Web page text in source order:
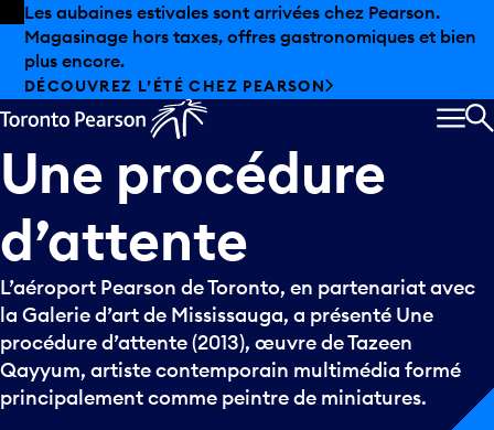
Skip to offers
Passer au contenu principal
Les aubaines estivales sont arrivées chez Pearson.
Magasinage hors taxes, offres gastronomiques et bien
plus encore.
DÉCOUVREZ L’ÉTÉ CHEZ PEARSON
Une procédure
d’attente
L’aéroport Pearson de Toronto, en partenariat avec
la Galerie d’art de Mississauga, a présenté Une
procédure d’attente (2013), œuvre de Tazeen
Qayyum, artiste contemporain multimédia formé
principalement comme peintre de miniatures.